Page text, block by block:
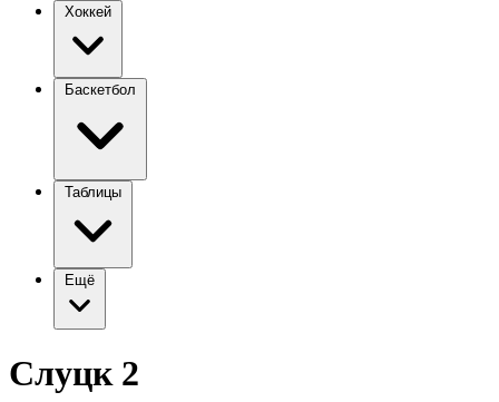
Хоккей
Баскетбол
Таблицы
Ещё
Слуцк 2